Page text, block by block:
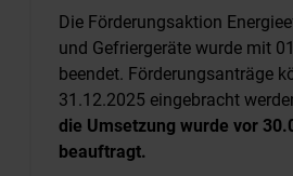
Die Förderungsaktion
und Gefriergeräte wurde mit
beendet. Förderungsanträge
31.12.2025 eingebracht
die Umsetzung wurde vor
beauftragt.